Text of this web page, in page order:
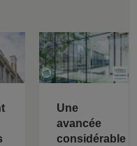
Une
avancée
considérable